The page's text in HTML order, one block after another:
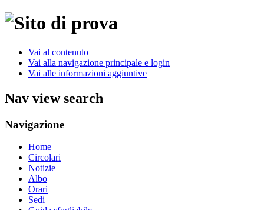
Vai al contenuto
Vai alla navigazione principale e login
Vai alle informazioni aggiuntive
Nav view search
Navigazione
Home
Circolari
Notizie
Albo
Orari
Sedi